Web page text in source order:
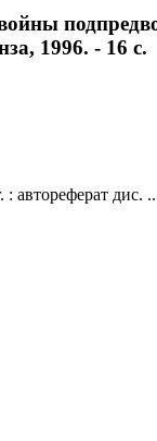
1996. - 16 с.
дис.